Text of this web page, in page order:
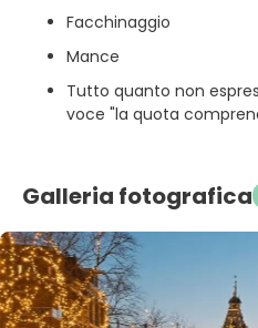
Facchinaggio
Mance
Tutto quanto non
voce "la quota
Galleria fotografica